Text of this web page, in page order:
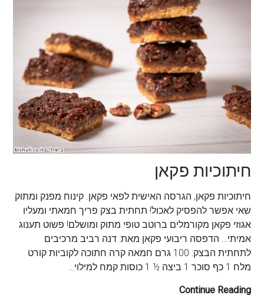
חיתוכיות פקאן
חיתוכיות פקאן, הגרסה האישית לפאי פקאן. קינוח מפנק ומתוק
שאי אפשר להפסיק לאכול! תחתית בצק פריך חמאתי ומעליו
אגוזי פקאן מקורמלים ברוטב טופי מתוק ומושלם! פשוט תענוג
אמיתי… הדפסה ריבועי פקאן מאת: דנה רביב מרכיבים
לתחתית הבצק: 100 גרם חמאה קרה חתוכה לקוביות קורט
מלח 1 כף סוכר 1 ביצה ½ 1 כוסות קמח למילוי…
Continue Reading